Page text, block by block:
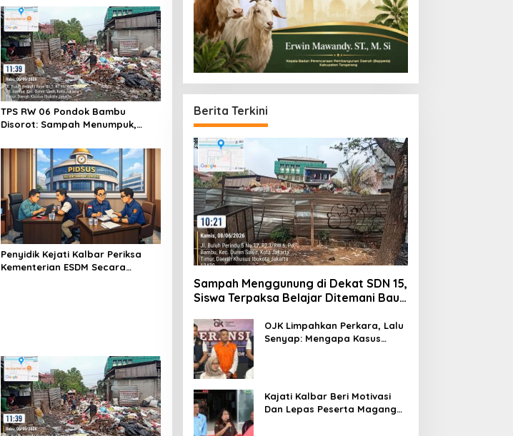
TPS RW 06 Pondok Bambu
Disorot: Sampah Menumpuk,
Penyidik Kejati Kalbar Periksa
Kementerian ESDM Secara
Berita Terkini
Sampah Menggunung di Dekat SDN 15,
Siswa Terpaksa Belajar Ditemani Bau
OJK Limpahkan Perkara, Lalu
Senyap: Mengapa Kasus
Kajati Kalbar Beri Motivasi
Dan Lepas Peserta Magang